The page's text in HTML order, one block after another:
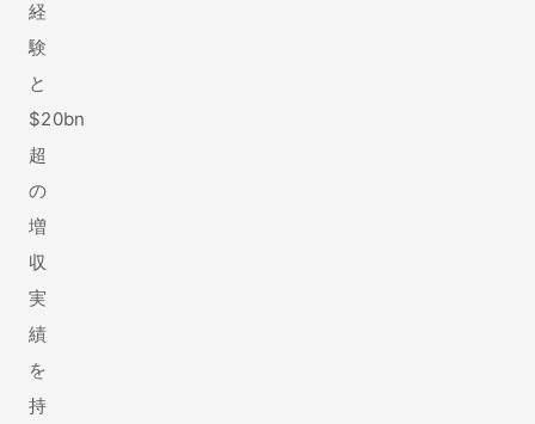
経
験
と
$20bn
超
の
増
収
実
績
を
持